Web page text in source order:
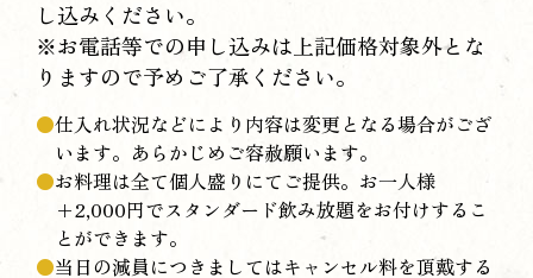
し込みください。
※お電話等での申し込みは上記価格対象外とな
りますので予めご了承ください。
仕入れ状況などにより内容は変更となる場合がござ
います。あらかじめご容赦願います。
お料理は全て個人盛りにてご提供。お一人様
+2,000円でスタンダード飲み放題をお付けするこ
とができます。
当日の減員につきましてはキャンセル料を頂戴する